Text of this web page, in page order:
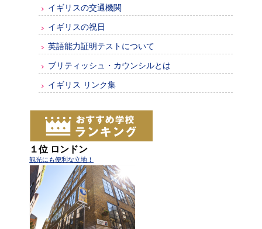
イギリスの交通機関
イギリスの祝日
英語能力証明テストについて
ブリティッシュ・カウンシルとは
イギリス リンク集
１位 ロンドン
観光にも便利な立地！